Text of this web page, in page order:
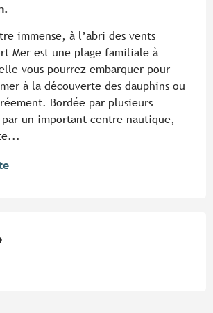
immense, à l’abri des vents
Mer est une plage familiale à
vous pourrez embarquer pour
à la découverte des dauphins ou
Bordée par plusieurs
par un important centre nautique,